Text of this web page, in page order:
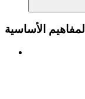
المفاهيم الأساسية